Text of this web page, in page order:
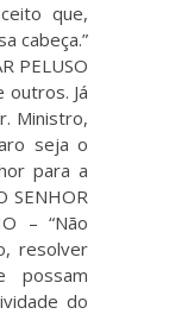
que,
cabeça.”
PELUSO
outros. Já
Ministro,
seja o
para a
SENHOR
– “Não
resolver
possam
do